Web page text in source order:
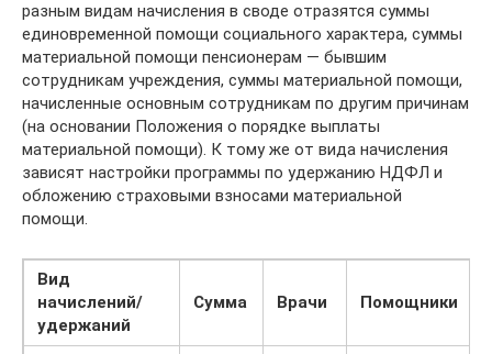
разным видам начисления в своде отразятся суммы
единовременной помощи социального характера, суммы
материальной помощи пенсионерам — бывшим
сотрудникам учреждения, суммы материальной помощи,
начисленные основным сотрудникам по другим причинам
(на основании Положения о порядке выплаты
материальной помощи). К тому же от вида начисления
зависят настройки программы по удержанию НДФЛ и
обложению страховыми взносами материальной
помощи.
Вид
начислений/
удержаний
Сумма Врачи Помощники